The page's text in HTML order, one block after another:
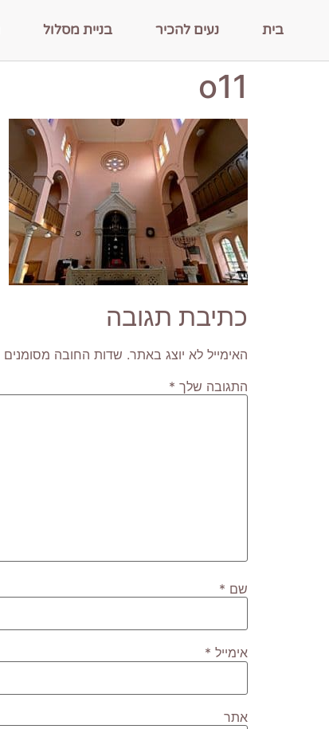
בית נעים להכיר בניית מסלול
o11
כתיבת תגובה
האימייל לא יוצג באתר. שדות החובה מסומנים
התגובה שלך *
שם *
אימייל *
אתר